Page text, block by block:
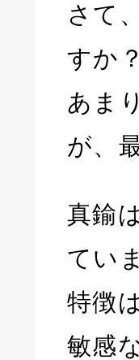
さて
すか？
あま
が、
真鍮
てい
特徴
敏感